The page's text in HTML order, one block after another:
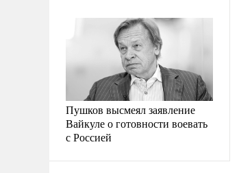
Пушков высмеял заявление
Вайкуле о готовности воевать
с Россией